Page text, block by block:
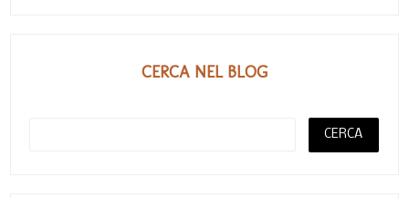
CERCA NEL BLOG